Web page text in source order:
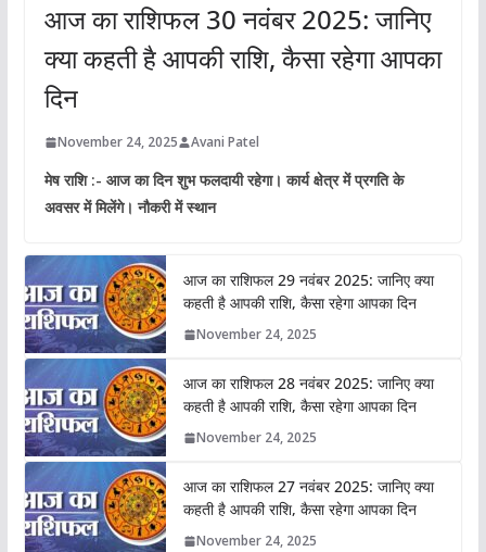
आज का राशिफल 30 नवंबर 2025: जानिए
क्या कहती है आपकी राशि, कैसा रहेगा आपका
दिन
November 24, 2025 Avani Patel
मेष राशि :- आज का दिन शुभ फलदायी रहेगा। कार्य क्षेत्र में प्रगति के
अवसर में मिलेंगे। नौकरी में स्थान
आज का राशिफल 29 नवंबर 2025: जानिए क्या
कहती है आपकी राशि, कैसा रहेगा आपका दिन
November 24, 2025
आज का राशिफल 28 नवंबर 2025: जानिए क्या
कहती है आपकी राशि, कैसा रहेगा आपका दिन
November 24, 2025
आज का राशिफल 27 नवंबर 2025: जानिए क्या
कहती है आपकी राशि, कैसा रहेगा आपका दिन
November 24, 2025